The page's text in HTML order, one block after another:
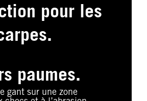
pour les
paumes.
gant sur une zone